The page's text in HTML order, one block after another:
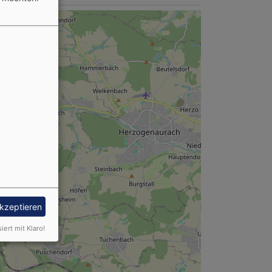
mit Klaro!